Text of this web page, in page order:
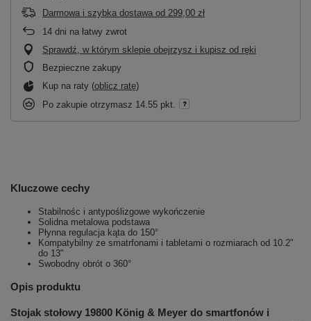
Darmowa i szybka dostawa od 299,00 zł
14 dni na łatwy zwrot
Sprawdź, w którym sklepie obejrzysz i kupisz od ręki
Bezpieczne zakupy
Kup na raty (oblicz ratę)
Po zakupie otrzymasz 14.55 pkt.
Kluczowe cechy
Stabilnośc i antypoślizgowe wykończenie
Solidna metalowa podstawa
Płynna regulacja kąta do 150°
Kompatybilny ze smatrfonami i tabletami o rozmiarach od 10.2"
do 13"
Swobodny obrót o 360°
Opis produktu
Stojak stołowy 19800 König & Meyer do smartfonów i